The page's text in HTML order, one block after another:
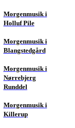
Morgenmusik i
Holluf Pile
Morgenmusik i
Blangstedgård
Morgenmusik i
Nørrebjerg
Runddel
Morgenmusik i
Killerup